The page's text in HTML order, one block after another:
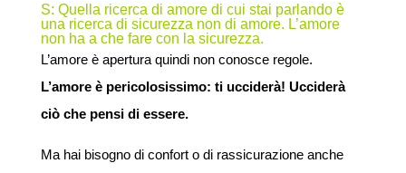
S: Quella ricerca di amore di cui stai parlando è
una ricerca di sicurezza non di amore. L’amore
non ha a che fare con la sicurezza.
L’amore è apertura quindi non conosce regole.
L’amore è pericolosissimo: ti ucciderà! Ucciderà
ciò che pensi di essere.
Ma hai bisogno di confort o di rassicurazione anche